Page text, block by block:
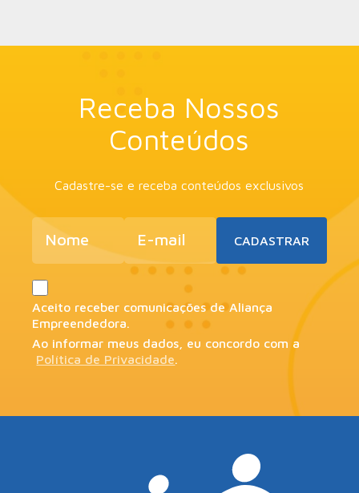
Receba Nossos
Conteúdos
Cadastre-se e receba conteúdos exclusivos
Aceito receber comunicações de Aliança
Empreendedora.
Ao informar meus dados, eu concordo com a
Política de Privacidade.